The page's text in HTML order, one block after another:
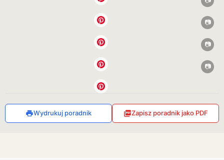
Wydrukuj poradnik Zapisz poradnik jako PDF